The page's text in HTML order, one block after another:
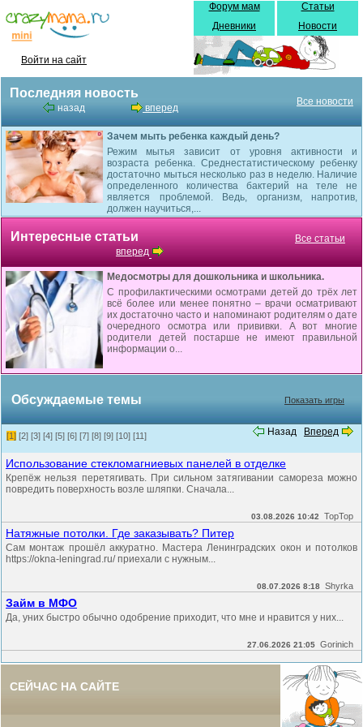
Войти на сайт
Форум мам
Дневники
Статьи
Новости
Последняя новость
назад вперед
Все новости
Зачем мыть ребенка каждый день?
Режим мытья зависит от уровня активности и
возраста ребенка. Среднестатистическому ребенку
достаточно мыться несколько раз в неделю. Наличие
определенного количества бактерий на теле не
является проблемой. Ведь, организм, напротив,
должен научиться,...
Интересные статьи
вперед
Все статьи
Медосмотры для дошкольника и школьника.
С профилактическими осмотрами детей до трёх лет
всё более или менее понятно – врачи осматривают
их достаточно часто и напоминают родителям о дате
очередного осмотра или прививки. А вот многие
родители детей постарше не имеют правильной
информации о...
Обсуждаемые темы Показать игры
Назад Вперед
[1] [2] [3] [4] [5] [6] [7] [8] [9] [10] [11]
Использование стекломагниевых панелей в отделке
Крепёж нельзя перетягивать. При сильном затягивании самореза можно
повредить поверхность возле шляпки. Сначала...
03.08.2026 10:42 TopTop
Натяжные потолки. Где заказывать? Питер
Сам монтаж прошёл аккуратно. Мастера Ленинградских окон и потолков
https://okna-leningrad.ru/ приехали с нужным...
08.07.2026 8:18 Shyrka
Займ в МФО
Да, уних быстро обычно одобрение приходит, что мне и нравится у них...
27.06.2026 21:05 Gorinich
СЕЙЧАС НА САЙТЕ